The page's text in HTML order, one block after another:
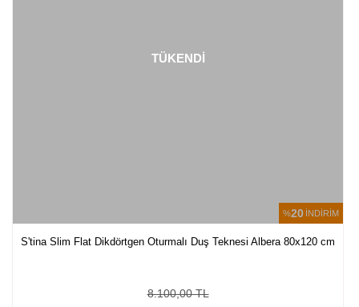
%20 İNDİRİM
TÜKENDİ
S'tina Slim Flat Dikdörtgen Oturmalı Duş Teknesi Albera 80x120 cm
8.100,00 TL